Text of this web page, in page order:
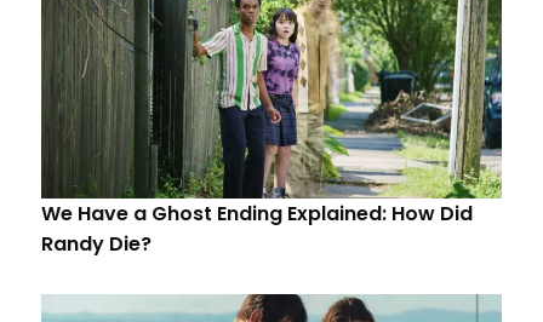
We Have a Ghost Ending Explained: How Did
Randy Die?